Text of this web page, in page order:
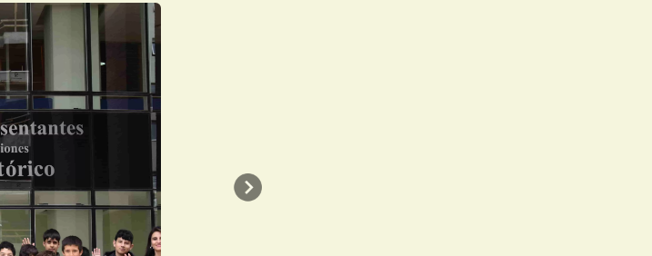
Siguiente